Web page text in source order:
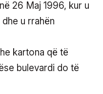
26 Maj 1996, kur u
u rrahën
kartona që të
bulevardi do të